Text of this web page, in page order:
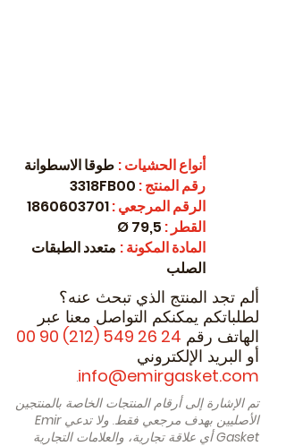
أنواع الحشيات: طوقا الاسطوانة
رقم المنتج:
الرقم المرجعي:
1860603701
القطر :
المادة المكونة: متعدد الطبقات
الصلب
ألم تجد المنتج الذي تبحث عنه؟
لطلباتكم يمكنكم التواصل معنا عبر
الهاتف رقم 24 26 549 (212) 90 00
أو البريد الإلكتروني
info@emirgasket.com
.
تم الإشارة إلى أرقام المنتجات الخاصة بالمنتجين
الأصليين بهدف مرجعي فقط. ولا تدعيEmir
Gasketأي علاقة تجارية، والعلامات التجارية